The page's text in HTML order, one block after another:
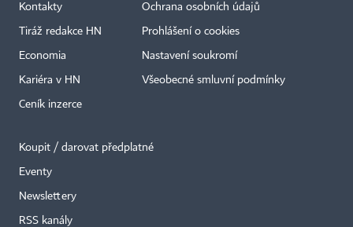
Kontakty
Tiráž redakce HN
Economia
Kariéra v HN
Ceník inzerce
Ochrana osobních údajů
Prohlášení o cookies
Nastavení soukromí
Všeobecné smluvní podmínky
Koupit / darovat předplatné
Eventy
Newslettery
RSS kanály